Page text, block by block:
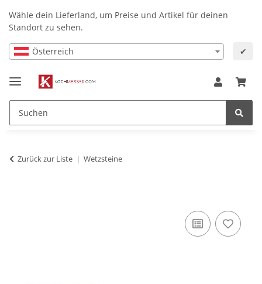
Wähle dein Lieferland, um Preise und Artikel für deinen
Standort zu sehen.
Österreich ✔
Zurück zur Liste Wetzsteine